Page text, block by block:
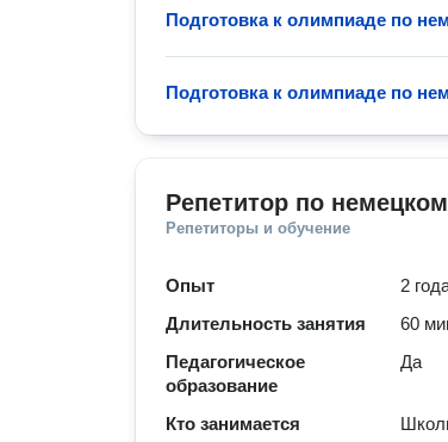
Подготовка к олимпиаде по
Подготовка к олимпиаде по
Репетитор по
Репетиторы и обучение
Опыт
2
Длительность занятия
60
Педагогическое
образование
Да
Кто занимается